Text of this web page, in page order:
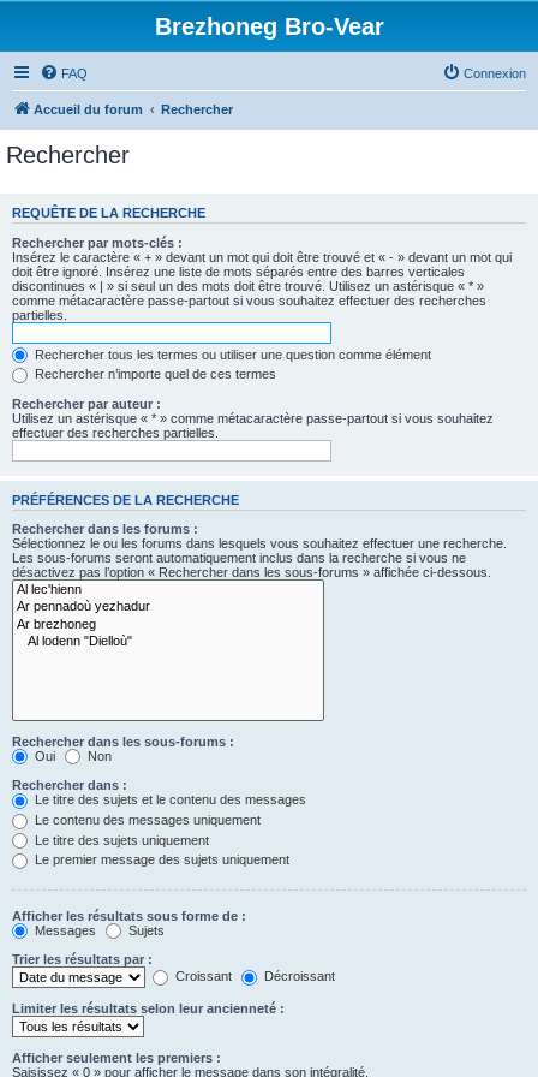
Brezhoneg Bro-Vear
FAQ Connexion
Accueil du forum Rechercher
Rechercher
REQUÊTE DE LA RECHERCHE
Rechercher par mots-clés :
Insérez le caractère « + » devant un mot qui doit être trouvé et « - » devant un mot qui
doit être ignoré. Insérez une liste de mots séparés entre des barres verticales
discontinues « | » si seul un des mots doit être trouvé. Utilisez un astérisque « * »
comme métacaractère passe-partout si vous souhaitez effectuer des recherches
partielles.
Rechercher tous les termes ou utiliser une question comme élément
Rechercher n’importe quel de ces termes
Rechercher par auteur :
Utilisez un astérisque « * » comme métacaractère passe-partout si vous souhaitez
effectuer des recherches partielles.
PRÉFÉRENCES DE LA RECHERCHE
Rechercher dans les forums :
Sélectionnez le ou les forums dans lesquels vous souhaitez effectuer une recherche.
Les sous-forums seront automatiquement inclus dans la recherche si vous ne
désactivez pas l’option « Rechercher dans les sous-forums » affichée ci-dessous.
Rechercher dans les sous-forums :
Oui
Non
Rechercher dans :
Le titre des sujets et le contenu des messages
Le contenu des messages uniquement
Le titre des sujets uniquement
Le premier message des sujets uniquement
Afficher les résultats sous forme de :
Messages
Sujets
Trier les résultats par :
Croissant
Décroissant
Limiter les résultats selon leur ancienneté :
Afficher seulement les premiers :
Saisissez « 0 » pour afficher le message dans son intégralité.